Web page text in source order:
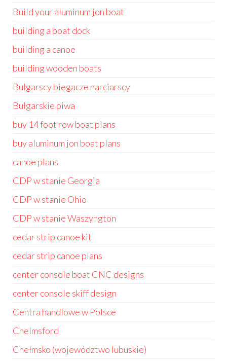
Build your aluminum jon boat
building a boat dock
building a canoe
building wooden boats
Bułgarscy biegacze narciarscy
Bułgarskie piwa
buy 14 foot row boat plans
buy aluminum jon boat plans
canoe plans
CDP w stanie Georgia
CDP w stanie Ohio
CDP w stanie Waszyngton
cedar strip canoe kit
cedar strip canoe plans
center console boat CNC designs
center console skiff design
Centra handlowe w Polsce
Chelmsford
Chełmsko (województwo lubuskie)